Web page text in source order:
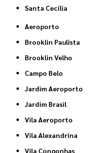
Santa Cecília
Aeroporto
Brooklin Paulista
Brooklin Velho
Campo Belo
Jardim Aeroporto
Jardim Brasil
Vila Aeroporto
Vila Alexandrina
Vila Congonhas